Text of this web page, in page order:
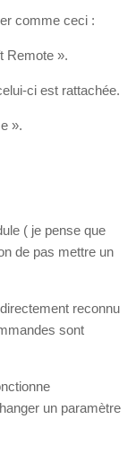
comme ceci :
Remote ».
ci est rattachée.
».
( je pense que
de pas mettre un
reconnu
sont
un paramètre